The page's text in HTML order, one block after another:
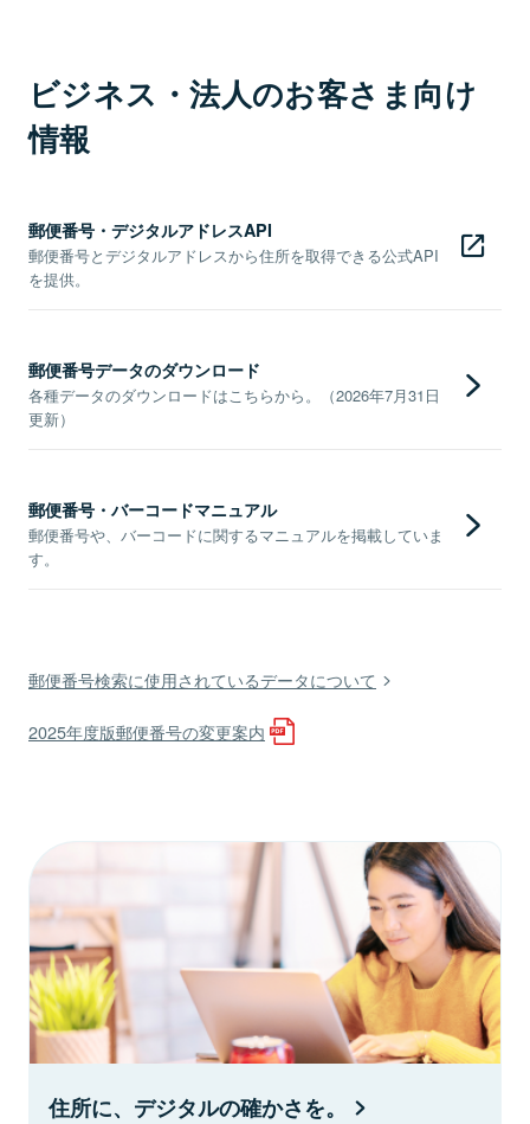
ビジネス・法人のお客さま向け
情報
郵便番号・デジタルアドレスAPI
郵便番号とデジタルアドレスから住所を取得できる公式API
を提供。
郵便番号データのダウンロード
各種データのダウンロードはこちらから。（2026年7月31日
更新）
郵便番号・バーコードマニュアル
郵便番号や、バーコードに関するマニュアルを掲載していま
す。
郵便番号検索に使用されているデータについて
2025年度版郵便番号の変更案内
住所に、デジタルの確かさを。